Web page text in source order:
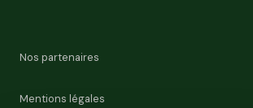
Nos partenaires
Mentions légales